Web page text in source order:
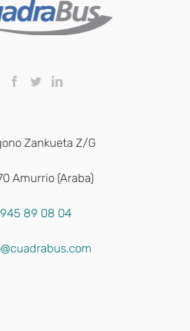
Zankueta Z/G
Amurrio (Araba)
945 89 08 04